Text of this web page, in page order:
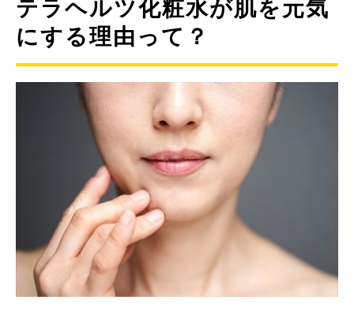
テラヘルツ化粧水が肌を元気
にする理由って？